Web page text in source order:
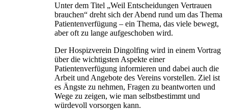
Unter dem Titel „Weil Entscheidungen Vertrauen
brauchen“ dreht sich der Abend rund um das Thema
Patientenverfügung – ein Thema, das viele bewegt,
aber oft zu lange aufgeschoben wird.
Der Hospizverein Dingolfing wird in einem Vortrag
über die wichtigsten Aspekte einer
Patientenverfügung informieren und dabei auch die
Arbeit und Angebote des Vereins vorstellen. Ziel ist
es Ängste zu nehmen, Fragen zu beantworten und
Wege zu zeigen, wie man selbstbestimmt und
würdevoll vorsorgen kann.